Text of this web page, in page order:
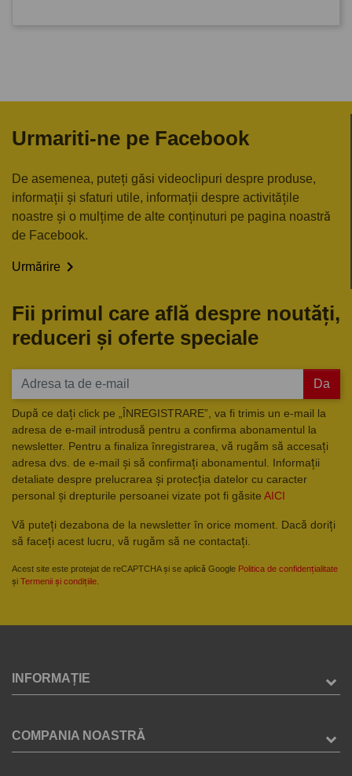
Urmariti-ne pe Facebook
De asemenea, puteți găsi videoclipuri despre produse,
informații și sfaturi utile, informații despre activitățile
noastre și o mulțime de alte conținuturi pe pagina noastră
de Facebook.
Urmărire 
Fii primul care află despre noutăți,
reduceri și oferte speciale
Da
După ce dați click pe „ÎNREGISTRARE”, va fi trimis un e-mail la
adresa de e-mail introdusă pentru a confirma abonamentul la
newsletter. Pentru a finaliza înregistrarea, vă rugăm să accesați
adresa dvs. de e-mail și să confirmați abonamentul. Informații
detaliate despre prelucrarea și protecția datelor cu caracter
personal și drepturile persoanei vizate pot fi găsite AICI
Vă puteți dezabona de la newsletter în orice moment. Dacă doriți
să faceți acest lucru, vă rugăm să ne contactați.
Acest site este protejat de reCAPTCHA și se aplică Google Politica de confidențialitate
și Termenii și condițiile
INFORMAȚIE
COMPANIA NOASTRĂ